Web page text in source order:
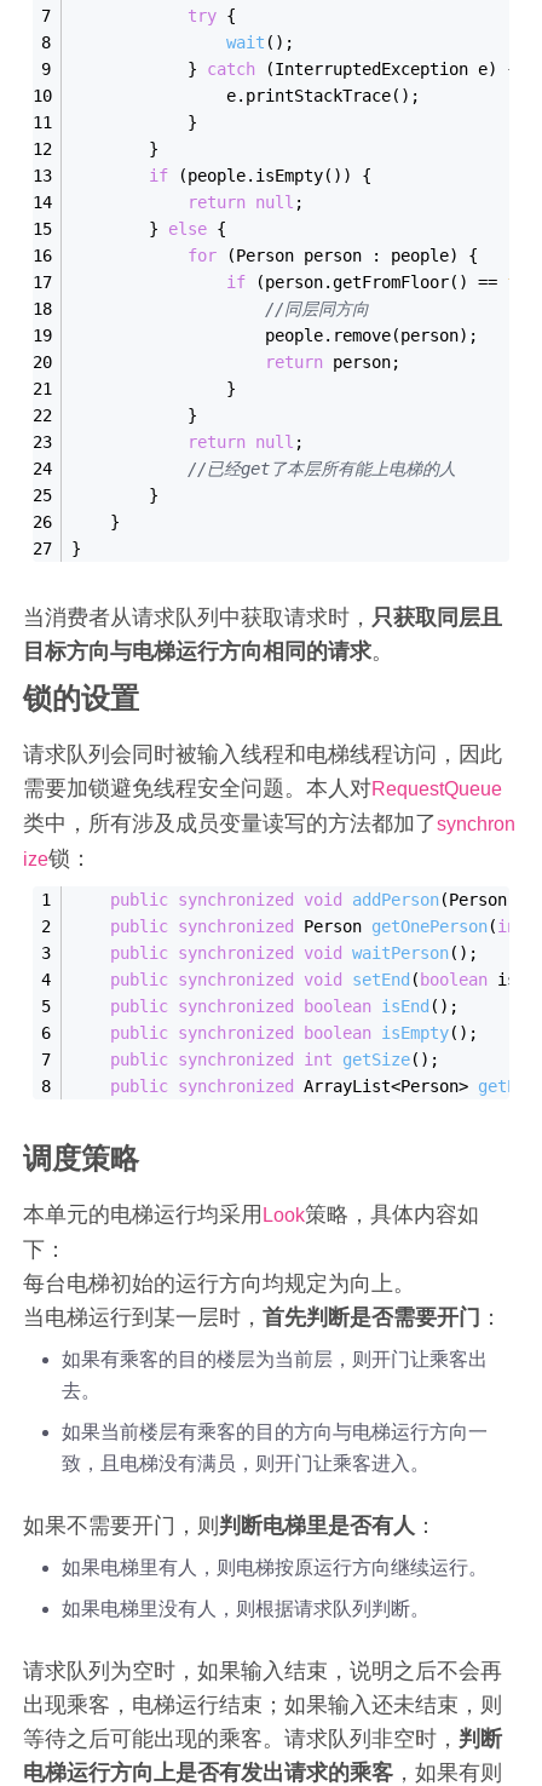
try {
wait ();
            }
catch (InterruptedException e) {
                e.
printStackTrace();
            }
        }
if (people. isEmpty()) {
return null ;
        }
else {
for (Person person : people) {
if (person.getFromFloor() ==
//同层同方向
                    people.
remove(person);
return person;
                }
            }
return null ;
//已经get了本层所有能上电梯的人
        }
    }
}
当消费者从请求队列中获取请求时， 只获取同层且
目标方向与电梯运行方向相同的请求。
锁的设置
请求队列会同时被输入线程和电梯线程访问，因此
需要加锁避免线程安全问题。本人对RequestQueue
类中，所有涉及成员变量读写的方法都加了synchron
ize锁：
public synchronized void addPerson(Person
public synchronized Person getOnePerson(int
public synchronized void waitPerson() ;
public synchronized void setEnd ( boolean
public synchronized boolean isEnd () ;
public synchronized boolean isEmpty() ;
public synchronized int getSize() ;
public synchronized ArrayList<Person>
调度策略
本单元的电梯运行均采用 Look策略，具体内容如
下：
每台电梯初始的运行方向均规定为向上。
当电梯运行到某一层时，首先判断是否需要开门 ：
如果有乘客的目的楼层为当前层，则开门让乘客出
去。
如果当前楼层有乘客的目的方向与电梯运行方向一
致，且电梯没有满员，则开门让乘客进入。
如果不需要开门，则 判断电梯里是否有人 ：
如果电梯里有人，则电梯按原运行方向继续运行。
如果电梯里没有人，则根据请求队列判断。
请求队列为空时，如果输入结束，说明之后不会再
出现乘客，电梯运行结束；如果输入还未结束，则
等待之后可能出现的乘客。请求队列非空时， 判断
电梯运行方向上是否有发出请求的乘客 ，如果有则